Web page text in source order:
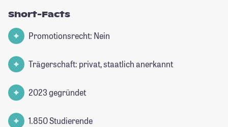
Short-Facts
Promotionsrecht: Nein
Trägerschaft: privat, staatlich anerkannt
2023 gegründet
1.850 Studierende